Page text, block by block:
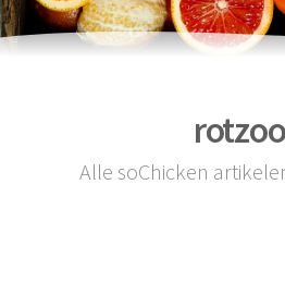
Alle soChicken